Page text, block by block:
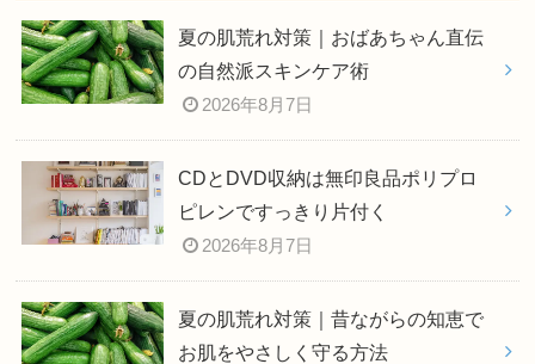
夏の肌荒れ対策｜おばあちゃん直伝
の自然派スキンケア術
2026年8月7日
CDとDVD収納は無印良品ポリプロ
ピレンですっきり片付く
2026年8月7日
夏の肌荒れ対策｜昔ながらの知恵で
お肌をやさしく守る方法